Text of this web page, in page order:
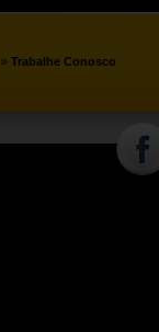
» Trabalhe Conosco